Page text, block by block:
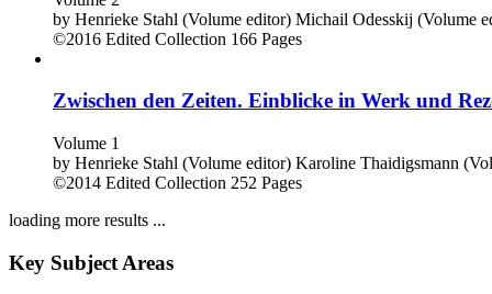
by Henrieke Stahl (Volume editor) Michail Odesskij (Volume
©2016 Edited Collection 166 Pages
Zwischen den Zeiten. Einblicke in Werk und
Volume 1
by Henrieke Stahl (Volume editor) Karoline Thaidigsmann
©2014 Edited Collection 252 Pages
loading more results ...
Key Subject Areas